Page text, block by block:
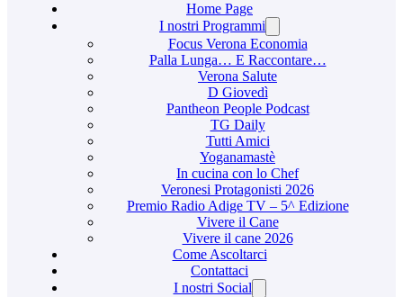
Home Page
I nostri Programmi
Focus Verona Economia
Palla Lunga… E Raccontare…
Verona Salute
D Giovedì
Pantheon People Podcast
TG Daily
Tutti Amici
Yoganamastè
In cucina con lo Chef
Veronesi Protagonisti 2026
Premio Radio Adige TV – 5^ Edizione
Vivere il Cane
Vivere il cane 2026
Come Ascoltarci
Contattaci
I nostri Social